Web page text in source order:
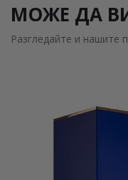
МОЖЕ ДА
Разгледайте и нашите